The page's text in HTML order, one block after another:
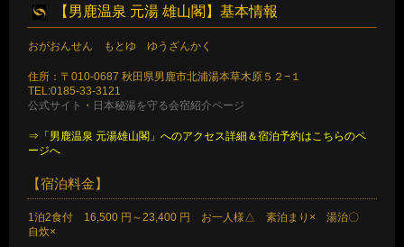
【男鹿温泉 元湯 雄山閣】基本情報
おがおんせん もとゆ ゆうざんかく
住所：〒010-0687 秋田県男鹿市北浦湯本草木原５２−１
TEL:0185-33-3121
公式サイト ・ 日本秘湯を守る会宿紹介ページ
⇒「男鹿温泉 元湯雄山閣」へのアクセス詳細＆宿泊予約はこちらのペ
ージへ
【宿泊料金】
1泊2食付 16,500 円～23,400 円 お一人様△ 素泊まり× 湯治〇
自炊×